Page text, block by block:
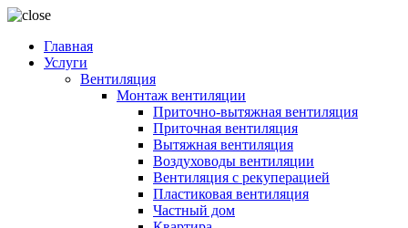
Главная
Услуги
Вентиляция
Монтаж вентиляции
Приточно-вытяжная вентиляция
Приточная вентиляция
Вытяжная вентиляция
Воздуховоды вентиляции
Вентиляция с рекуперацией
Пластиковая вентиляция
Частный дом